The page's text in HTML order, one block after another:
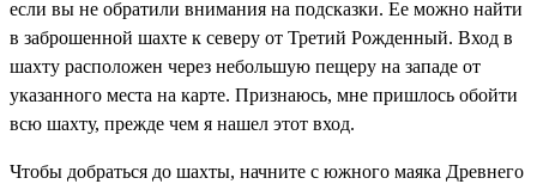
если вы не обратили внимания на подсказки. Ее можно найти
в заброшенной шахте к северу от Третий Рожденный. Вход в
шахту расположен через небольшую пещеру на западе от
указанного места на карте. Признаюсь, мне пришлось обойти
всю шахту, прежде чем я нашел этот вход.
Чтобы добраться до шахты, начните с южного маяка Древнего